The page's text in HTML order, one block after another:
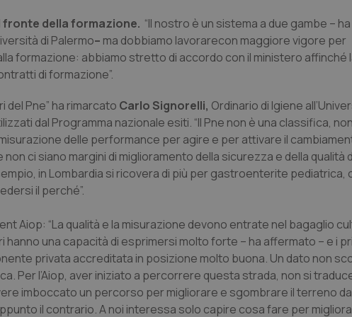
fronte della formazione. “Il nostro è un sistema a due gambe – ha
di Palermo– ma dobbiamo lavorarecon maggiore vigore per
formazione: abbiamo stretto di accordo con il ministero affinché
di formazione”.
del Pne” ha rimarcato Carlo Signorelli, Ordinario di Igiene
dal Programma nazionale esiti. “Il Pne non è una classifica,
delle performance per agire e per attivare il
ci siano margini di miglioramento della sicurezza e della qualità
in Lombardia si ricovera di più per gastroenterite pediatrica,
il perché”.
Aiop: “La qualità e la misurazione devono entrate nel bagaglio
una capacità di esprimersi molto forte – ha affermato – e i
privata accreditata in posizione molto buona. Un dato non
Per l’Aiop, aver iniziato a percorrere questa strada, non si
imboccato un percorso per migliorare e sgombrare il terreno
il contrario. A noi interessa solo capire cosa fare per
CookieScript
www.quotidianosanita.it
5 mesi 3
settimane
Questo cookie viene utilizzato
Script.com per ricordare le
sui cookie dei visitatori. È
dei cookie di Cookie-Script.com
correttamente.
ironfish-
www.quotidianosanita.it
2 giorni
ironfish-
www.quotidianosanita.it
4
settimane
2 giorni
Questo cookie è impostato
assegnare un identificatore
Google LLC
.quotidianosanita.it
1 anno 1
mese
Questo nome di cookie è
Universal Analytics, che è un
significativo del servizio di
cliente. È incluso in ogni
sito e utilizzato per calcolare i
sessioni e campagne per i
PHP.net
www.quotidianosanita.it
Sessione
Cookie generato da applicazioni
linguaggio PHP. Si tratta di un
generico utilizzato per
sessione utente. Normalmente
generato in modo casuale, il
utilizzato può essere specifico